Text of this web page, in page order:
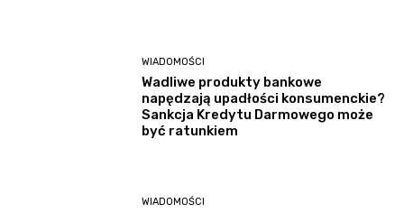
WIADOMOŚCI
Wadliwe produkty bankowe
napędzają upadłości konsumenckie?
Sankcja Kredytu Darmowego może
być ratunkiem
WIADOMOŚCI